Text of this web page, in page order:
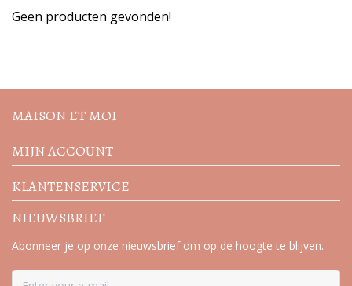
Geen producten gevonden!
acties
MAISON ET MOI
MIJN ACCOUNT
KLANTENSERVICE
NIEUWSBRIEF
Abonneer je op onze nieuwsbrief om op de hoogte te blijven.